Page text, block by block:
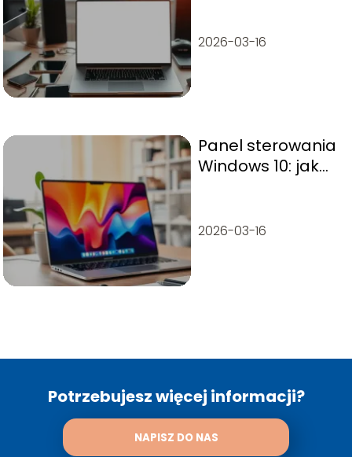
komputerze?
2026-03-16
Panel sterowania
Windows 10: jak
2026-03-16
Potrzebujesz więcej informacji?
NAPISZ DO NAS